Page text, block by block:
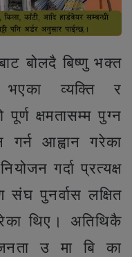
बोलदै बिष्णु भक्त
व्यक्ति र
क्षमतासम्म पुग्न
आह्वान गरेका
गर्दा प्रत्यक्ष
पुनर्वास लक्षित
थिए। अतिथिकै
उ मा बि का